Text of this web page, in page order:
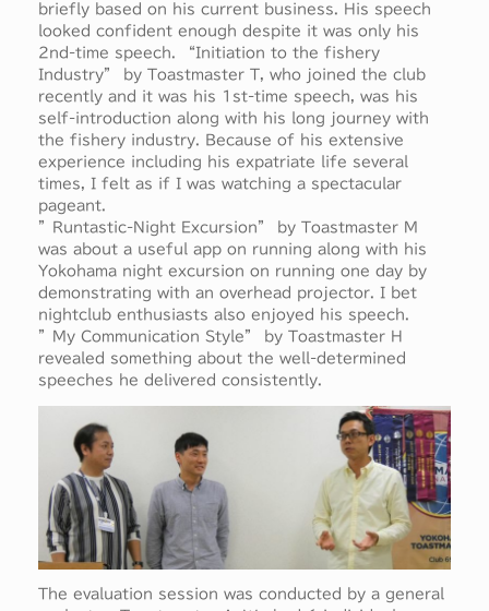
briefly based on his current business. His speech
looked confident enough despite it was only his
2nd-time speech. “Initiation to the fishery
Industry” by Toastmaster T, who joined the club
recently and it was his 1st-time speech, was his
self-introduction along with his long journey with
the fishery industry. Because of his extensive
experience including his expatriate life several
times, I felt as if I was watching a spectacular
pageant.
”Runtastic-Night Excursion” by Toastmaster M
was about a useful app on running along with his
Yokohama night excursion on running one day by
demonstrating with an overhead projector. I bet
nightclub enthusiasts also enjoyed his speech.
”My Communication Style” by Toastmaster H
revealed something about the well-determined
speeches he delivered consistently.
The evaluation session was conducted by a general